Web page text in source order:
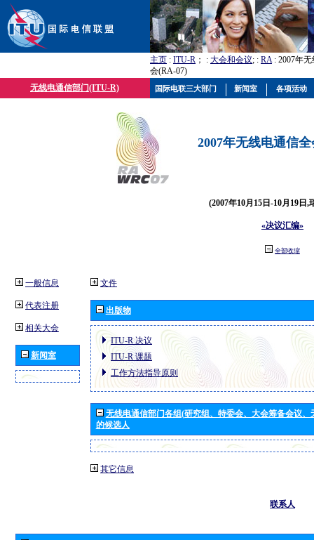
主页 : ITU-R ； : 大会和会议; : RA: 2007年
会(RA-07)
无线电通信部门(ITU-R)
2007年无线电通信
(2007年10月15日-10月19日,
«决议汇编»
全部收缩
一般信息
代表注册
相关大会
新闻室
文件
出版物
ITU-R 决议
ITU-R 课题
工作方法指导原则
无线电通信部门各组(研究组、特委会、大会筹备会议
的候选人
其它信息
联系人
国际电联三大部门 新闻室 各项活动